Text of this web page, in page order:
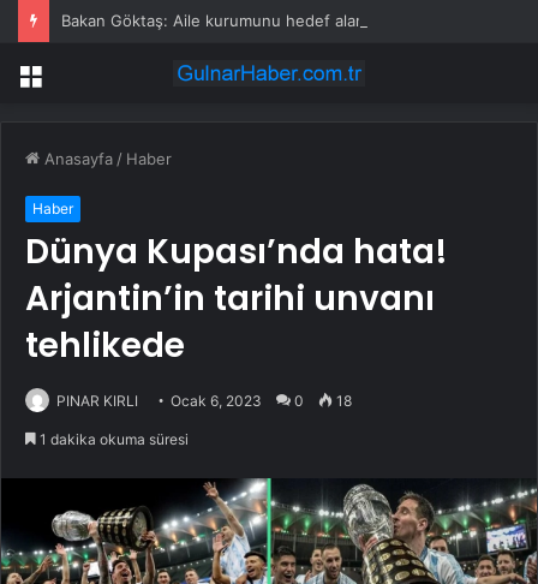
Menü
Anasayfa / Haber
Haber
Dünya Kupası’nda hata!
Arjantin’in tarihi unvanı
tehlikede
PINAR KIRLI Ocak 6, 2023 0 18
1 dakika okuma süresi